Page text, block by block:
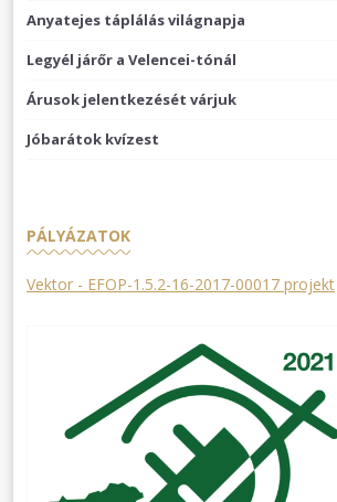
Anyatejes táplálás világnapja
Legyél járőr a Velencei-tónál
Árusok jelentkezését várjuk
Jóbarátok kvízest
PÁLYÁZATOK
Vektor - EFOP-1.5.2-16-2017-00017 projekt